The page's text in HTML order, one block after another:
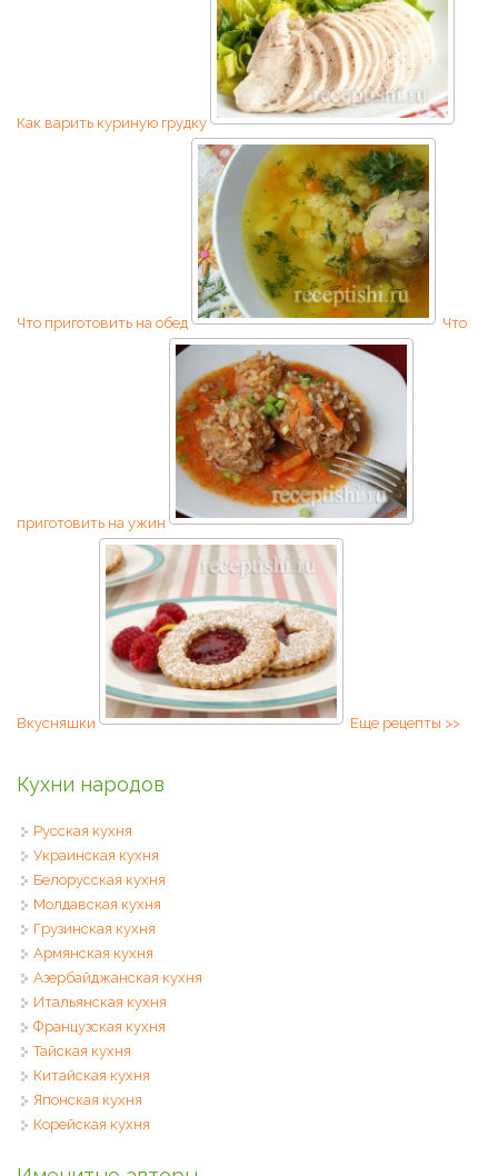
Как варить куриную грудку
Что приготовить на обед Что
приготовить на ужин
Вкусняшки Еще рецепты >>
Кухни народов
Русская кухня
Украинская кухня
Белорусская кухня
Молдавская кухня
Грузинская кухня
Армянская кухня
Азербайджанская кухня
Итальянская кухня
Французская кухня
Тайская кухня
Китайская кухня
Японская кухня
Корейская кухня